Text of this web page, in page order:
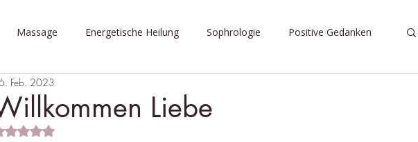
Massage Energetische Heilung Sophrologie Positive Gedanken
Geburtstage & Partys
Liebe
Feb. 2023
Mit NaN von 5 Sternen bewertet.